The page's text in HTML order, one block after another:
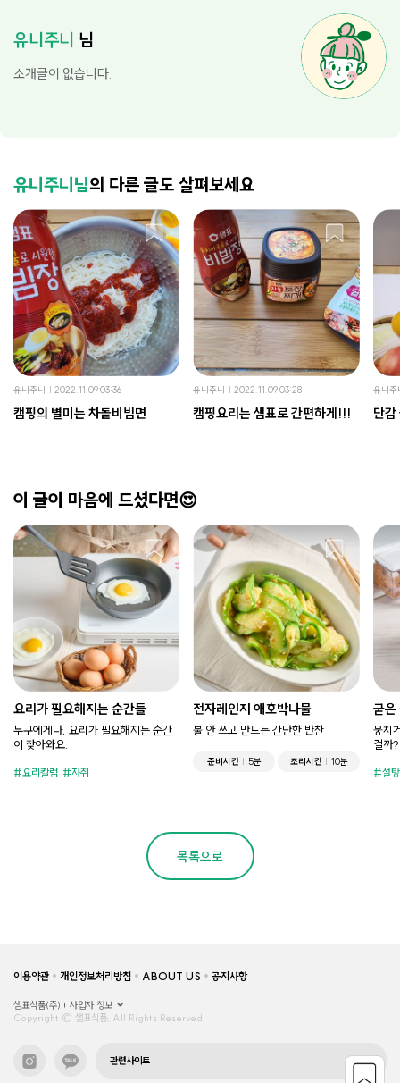
유니주니 님
소개글이 없습니다.
유니주니님의 다른 글도 살펴보세요
유니주니 2022.11.09 03:36
캠핑의 별미는 차돌비빔면
유니주니 2022.11.09 03:28
캠핑요리는 샘표로 간편하게!!!
유니주
단
이 글이 마음에 드셨다면😍
요리가 필요해지는 순간들
누구에게나, 요리가 필요해지는 순간
이 찾아와요.
요리칼럼 자취
전자레인지 애호박나물
불 안 쓰고 만드는 간단한 반찬
준비시간 5분 조리시간 10분
굳은
뭉치
걸까?
설탕
목록으로
이용약관 개인정보처리방침 ABOUT US 공지사항
샘표식품(주)
사업자 정보
Copyright © 샘표식품, All Rights Reserved.
관련사이트